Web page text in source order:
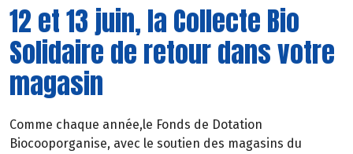
12 et 13 juin, la Collecte Bio
Solidaire de retour dans votre
magasin
Comme chaque année,le Fonds de Dotation
Biocooporganise, avec le soutien des magasins du